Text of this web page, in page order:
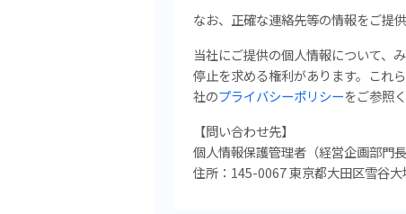
なお、正確な連絡先等の情報をご提
当社にご提供の個人情報について、
停止を求める権利があります。 これ
社のプライバシーポリシーをご参照
【問い合わせ先】
個人情報保護管理者（経営企画部門長
住所：145-0067 東京都大田区雪谷